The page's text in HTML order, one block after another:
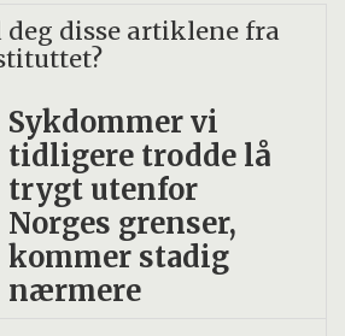
disse artiklene fra
Sykdommer vi
tidligere trodde lå
trygt utenfor
Norges grenser,
kommer stadig
nærmere